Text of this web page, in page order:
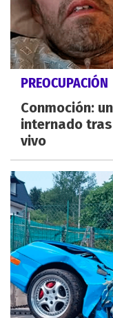
PREOCUPACIÓN
Conmoción:
internado
vivo